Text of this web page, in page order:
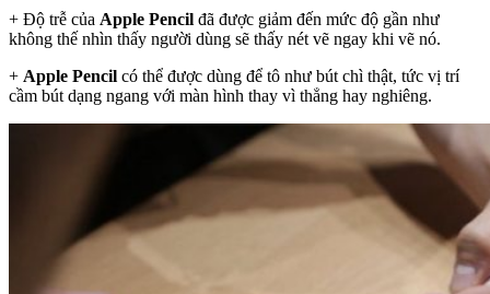
+ Độ trễ của Apple Pencil đã được giảm đến mức độ gần như
không thế nhìn thấy người dùng sẽ thấy nét vẽ ngay khi vẽ nó.
+ Apple Pencil có thể được dùng để tô như bút chì thật, tức vị trí
cầm bút dạng ngang với màn hình thay vì thẳng hay nghiêng.